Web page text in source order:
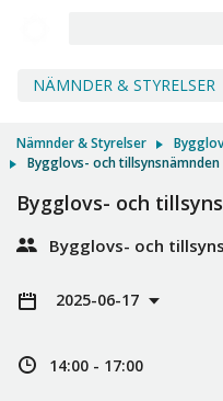
NÄMNDER & STYRELSER
Nämnder & Styrelser
Bygglovs- och tillsynsnämnden
Bygglovs- och
Bygglovs- och
2025-06-17
14:00 - 17:00